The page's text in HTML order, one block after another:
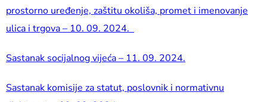
prostorno uređenje, zaštitu okoliša, promet i imenovanje
ulica i trgova – 10. 09. 2024.
Sastanak socijalnog vijeća – 11. 09. 2024.
Sastanak komisije za statut, poslovnik i normativnu